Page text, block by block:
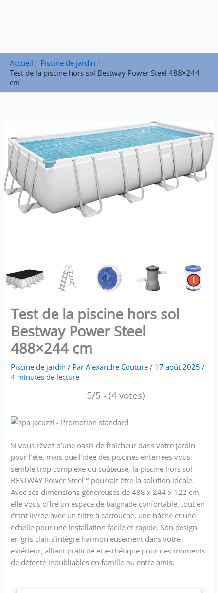
Accueil
Piscine de jardin
Test de la piscine hors sol Bestway Power Steel 488×244
cm
Test de la piscine hors sol
Bestway Power Steel
488×244 cm
Piscine de jardin / ParAlexandre Couture/ 17 août 2025/
4 minutes de lecture
5/5 - (4 votes)
Si vous rêvez d’une oasis de fraîcheur dans votre jardin
pour l’été, mais que l’idée des piscines enterrées vous
semble trop complexe ou coûteuse, la piscine hors sol
BESTWAY Power Steel™ pourrait être la solution idéale.
Avec ses dimensions généreuses de 488 x 244 x 122 cm,
elle vous offre un espace de baignade confortable, tout en
étant livrée avec un filtre à cartouche, une bâche et une
échelle pour une installation facile et rapide. Son design
en gris clair s’intègre harmonieusement dans votre
extérieur, alliant praticité et esthétique pour des moments
de détente inoubliables en famille ou entre amis.